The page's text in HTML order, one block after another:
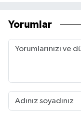
Yorumlar